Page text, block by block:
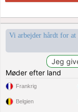
Vi arbejder hårdt for at
Møder efter land
Frankrig
Belgien